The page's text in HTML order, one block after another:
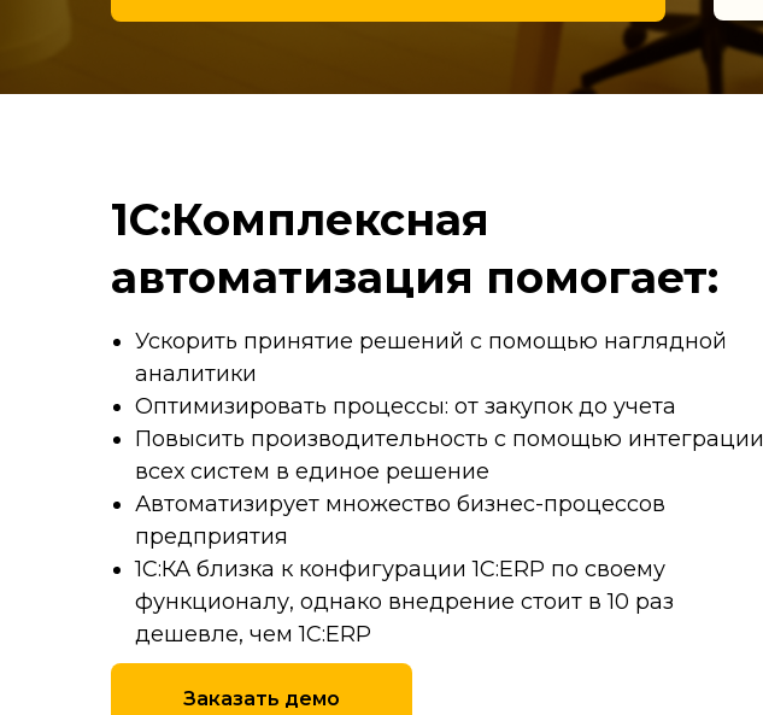
1С:Комплексная
автоматизация помогает:
Ускорить принятие решений с помощью наглядной
аналитики
Оптимизировать процессы: от закупок до учета
Повысить производительность с помощью интеграции
всех систем в единое решение
Автоматизирует множество бизнес-процессов
предприятия
1С:КА близка к конфигурации 1С:ERP по своему
функционалу, однако внедрение стоит в 10 раз
дешевле, чем 1С:ERP
Заказать демо